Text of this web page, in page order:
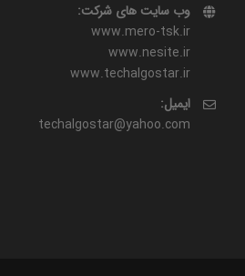
وب سایت های شرکت:
www.mero-tsk.ir
www.nesite.ir
www.techalgostar.ir
ایمیل:
techalgostar@yahoo.com